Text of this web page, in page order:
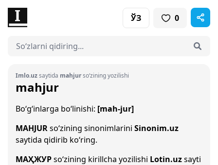
ЎЗ 0
Imlo.uzsaytida mahjurso‘zining yozilishi
mahjur
Bo‘g‘inlarga bo‘linishi: [mah-jur]
MAHJURso‘zining sinonimlarini Sinonim.uz
saytida qidirib ko‘ring.
МАҲЖУРso‘zining kirillcha yozilishi Lotin.uzsayti